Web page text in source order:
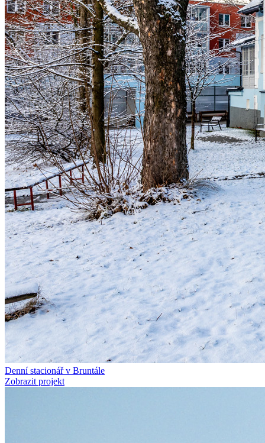
Denní stacionář v Bruntále
Zobrazit projekt